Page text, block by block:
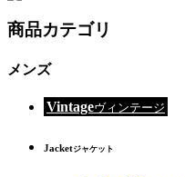
商品カテゴリ
メンズ
Vintageヴィンテージ
Jacketジャケット